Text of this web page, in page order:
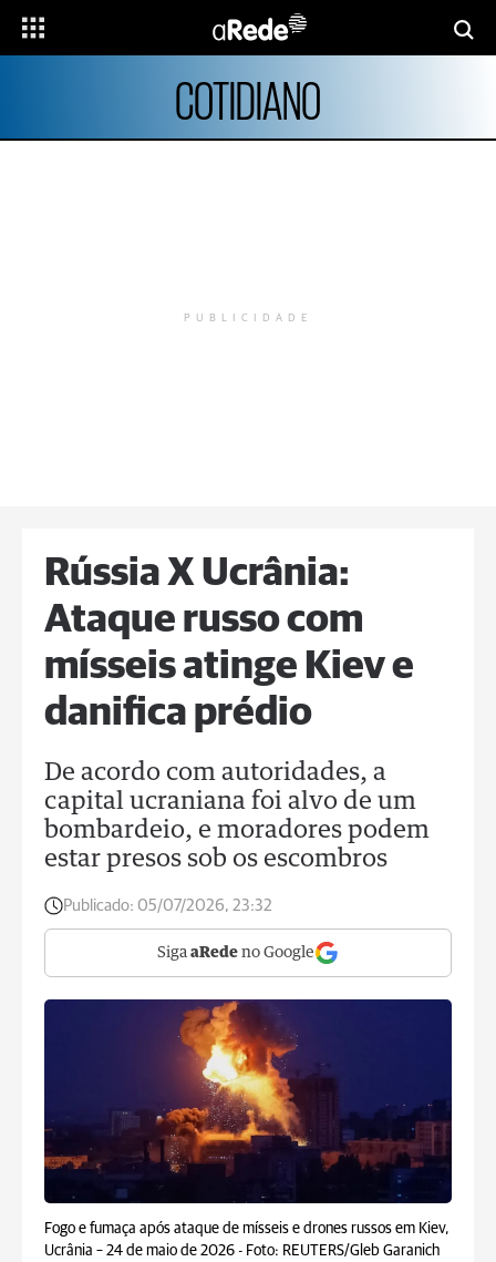
COTIDIANO
PUBLICIDADE
Rússia X Ucrânia:
Ataque russo com
mísseis atinge Kiev e
danifica prédio
De acordo com autoridades, a
capital ucraniana foi alvo de um
bombardeio, e moradores podem
estar presos sob os escombros
Publicado: 05/07/2026, 23:32
Siga aRede no Google
Fogo e fumaça após ataque de mísseis e drones russos em Kiev,
Ucrânia – 24 de maio de 2026 - Foto: REUTERS/Gleb Garanich